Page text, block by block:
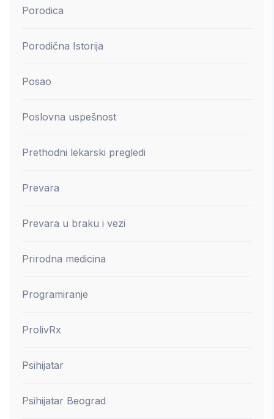
Porodica
Porodična Istorija
Posao
Poslovna uspešnost
Prethodni lekarski pregledi
Prevara
Prevara u braku i vezi
Prirodna medicina
Programiranje
ProlivRx
Psihijatar
Psihijatar Beograd